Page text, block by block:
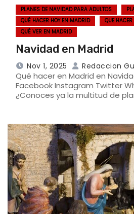
PLANES DE NAVIDAD PARA ADULTOS
QUÉ HACER HOY EN MADRID
QUE
QUÉ VER EN MADRID
Navidad en Madrid
Nov 1, 2025 Redaccion
Qué hacer en Madrid en
Facebook Instagram Twitter
¿Conoces ya la multitud de